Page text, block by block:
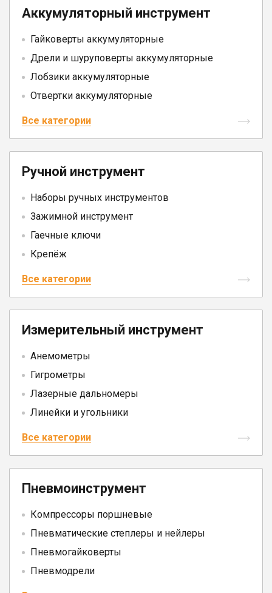
Аккумуляторный инструмент
Гайковерты аккумуляторные
Дрели и шуруповерты аккумуляторные
Лобзики аккумуляторные
Отвертки аккумуляторные
Все категории
Ручной инструмент
Наборы ручных инструментов
Зажимной инструмент
Гаечные ключи
Крепёж
Все категории
Измерительный инструмент
Анемометры
Гигрометры
Лазерные дальномеры
Линейки и угольники
Все категории
Пневмоинструмент
Компрессоры поршневые
Пневматические степлеры и нейлеры
Пневмогайковерты
Пневмодрели